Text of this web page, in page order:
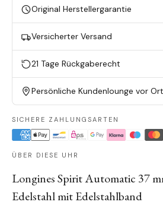
Original Herstellergarantie
Versicherter Versand
21 Tage Rückgaberecht
Persönliche Kundenlounge vor Ort
SICHERE ZAHLUNGSARTEN
ÜBER DIESE UHR
Longines Spirit Automatic 37
Edelstahl mit Edelstahlband